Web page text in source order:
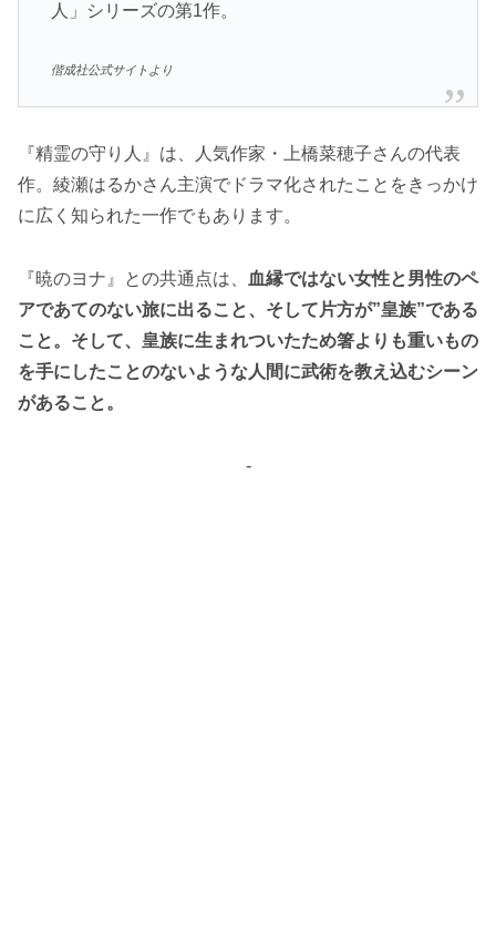
人」シリーズの第1作。
偕成社公式サイトより
『精霊の守り人』は、人気作家・上橋菜穂子さんの代表
作。綾瀬はるかさん主演でドラマ化されたことをきっかけ
に広く知られた一作でもあります。
『暁のヨナ』との共通点は、
血縁ではない女性と男性のペ
アであてのない旅に出ること、そして片方が”皇族”である
こと。そして、皇族に生まれついたため箸よりも重いもの
を手にしたことのないような人間に武術を教え込むシーン
があること。
-